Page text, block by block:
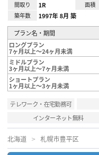
間取り 1R 面積
築年数 1997年 8月 築
プラン名・期間
ロングプラン
7ヶ月以上～24ヶ月未満
ミドルプラン
3ヶ月以上～7ヶ月未満
ショートプラン
1ヶ月以上～3ヶ月未満
テレワーク・在宅勤務可
インターネット無料
北海道 札幌市豊平区